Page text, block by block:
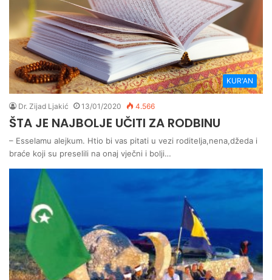
KUR'AN
Dr. Zijad Ljakić 13/01/2020 4.566
ŠTA JE NAJBOLJE UČITI ZA RODBINU
– Esselamu alejkum. Htio bi vas pitati u vezi roditelja,nena,džeda i
braće koji su preselili na onaj vječni i bolji…